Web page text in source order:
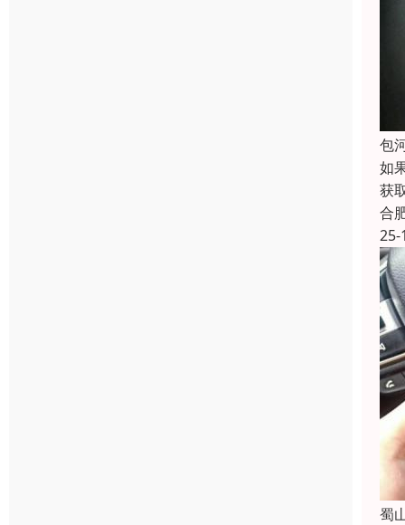
包
如
获
合
25-
蜀